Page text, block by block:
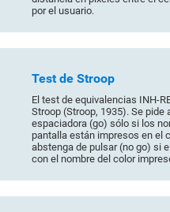
por el usuario.
Test de Stroop
El test de equivalencias INH-
Stroop (Stroop, 1935). Se
espaciadora (go) sólo si los
pantalla están impresos en el
abstenga de pulsar (no go) si
con el nombre del color